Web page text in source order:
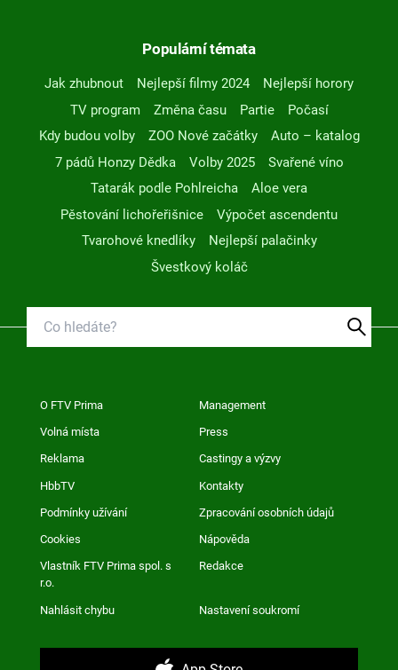
Populární témata
Jak zhubnout Nejlepší filmy 2024
Nejlepší horory
TV program
Změna času Partie
Počasí
Kdy budou volby
ZOO Nové začátky
Auto – katalog
7 pádů Honzy Dědka
Volby 2025
Svařené víno
Tatarák podle Pohlreicha
Aloe vera
Pěstování lichořeřišnice
Výpočet ascendentu
Tvarohové knedlíky
Nejlepší palačinky
Švestkový koláč
O FTV Prima Management
Volná místa Press
Reklama Castingy a výzvy
HbbTV Kontakty
Podmínky užívání Zpracování osobních údajů
Cookies Nápověda
Vlastník FTV Prima spol. s
r.o.
Redakce
Nahlásit chybu Nastavení soukromí